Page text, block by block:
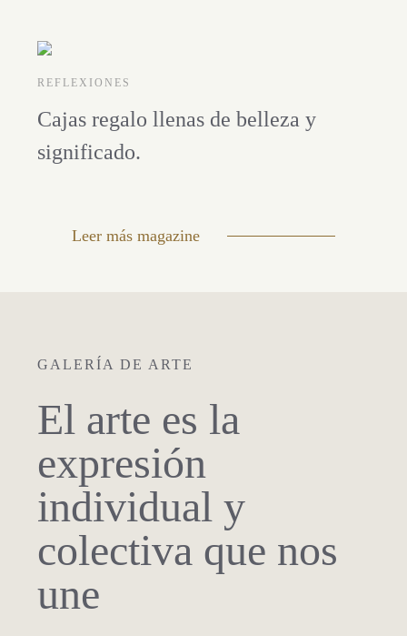
REFLEXIONES
Cajas regalo llenas de belleza y
significado.
Leer más magazine
GALERÍA DE ARTE
El arte es la
expresión
individual y
colectiva que nos
une